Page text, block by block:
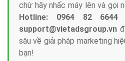
chừ hãy nhấc máy lên và gọi
Hotline: 0964 82 6644
support@vietadsgroup.vn
sâu về giải pháp marketing
bạn!